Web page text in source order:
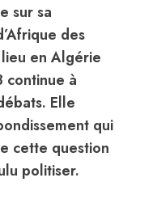
sur sa
des
en Algérie
continue à
Elle
qui
cette question
politiser.